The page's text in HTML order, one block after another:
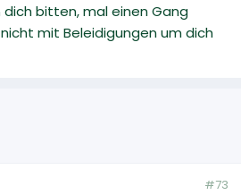
dich bitten, mal einen Gang
mit Beleidigungen um dich
#73